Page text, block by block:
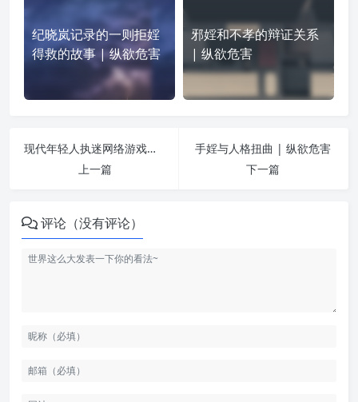
纪晓岚记录的一则拒婬
得救的故事 | 纵欲危害
邪婬和不孝的辩证关系
| 纵欲危害
现代年轻人执迷网络游戏之危害比之邪婬同等可怕 | 纵欲危害
上一篇
手婬与人格扭曲 | 纵欲危害
下一篇
评论（没有评论）